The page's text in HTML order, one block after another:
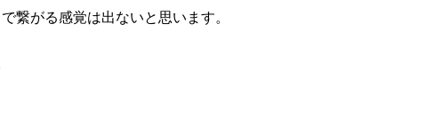
繋がる感覚は出ないと思います。